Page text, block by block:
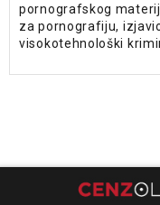
pornografskog
za pornografiju,
visokotehnološki